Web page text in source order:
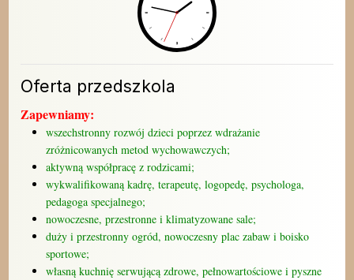
Oferta przedszkola
Zapewniamy:
wszechstronny rozwój dzieci poprzez wdrażanie
zróżnicowanych metod wychowawczych;
aktywną współpracę z rodzicami;
wykwalifikowaną kadrę, terapeutę, logopedę, psychologa,
pedagoga specjalnego;
nowoczesne, przestronne i klimatyzowane sale;
duży i przestronny ogród, nowoczesny plac zabaw i boisko
sportowe;
własną kuchnię serwującą zdrowe, pełnowartościowe i pyszne